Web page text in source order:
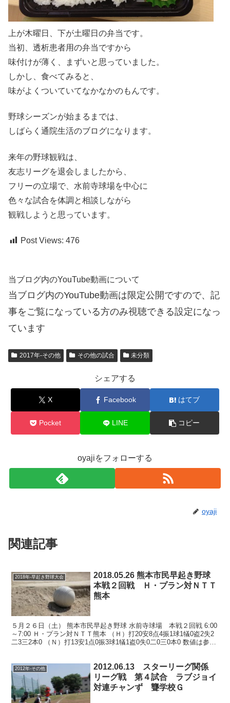
上が木曜日、下が土曜日の弁当です。
当初、透析患者用の弁当ですから
味付けが薄く、まずいと思っていました。
しかし、食べてみると、
味がよくついていてなかなかのもんです。
野球シーズンが始まるまでは、
しばらく通院生活のブログになります。
来年の野球観戦は、
友志リーグを退会しましたから、
フリーの立場で、水前寺球場を中心に
色々な試合を体調と相談しながら
観戦しようと思っています。
Post Views: 476
当ブログ内のYouTube動画について
当ブログ内のYouTube動画は限定公開ですので、記
事をご覧になっている方のみ視聴できる設定になっ
ています
2017年-その他 その他の試合 未分類
シェアする
X Facebook はてブ
Pocket LINE コピー
oyajiをフォローする
oyaji
関連記事
2018年-早起き野球大会
2018.05.26 熊本市民早起き野球
本戦２回戦 Ｈ・プラン対ＮＴＴ
熊本
５月２６日（土） 熊本市民早起き野球 水前寺球場 本戦２回戦 6:00
～7:00 Ｈ・プラン対ＮＴＴ熊本 （Ｈ）打20安8点4振1球1犠0盗2失2
二3三2本0 （Ｎ）打13安1点0振3球1犠1盗0失0二0三0本0 数値は参考
2012年-その他
2012.06.13 スターリーグ関係
リーグ戦 第４試合 ラブジョイ
対連チャンず 聾学校Ｇ